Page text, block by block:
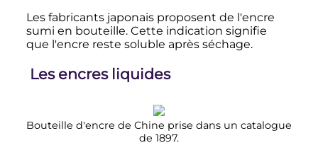
Les fabricants japonais proposent de l'encre
sumi en bouteille. Cette indication signifie
que l'encre reste soluble après séchage.
Les encres liquides
Bouteille d'encre de Chine prise dans un catalogue
de 1897.